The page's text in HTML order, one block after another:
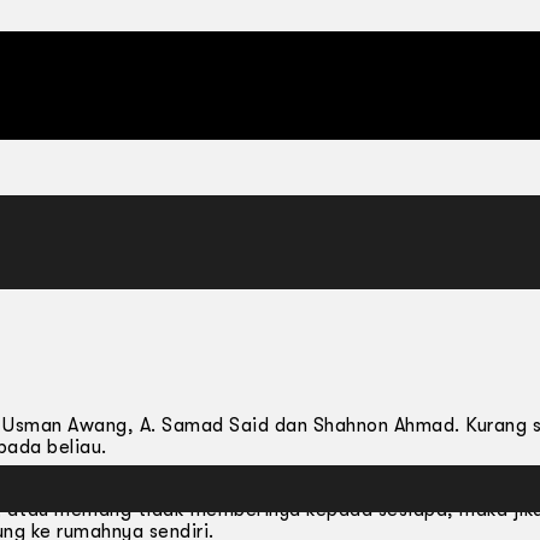
Awang, A. Samad Said dan Shahnon Ahmad. Kurang
beliau.
untuk terseret sama dalam apa jua kehebohan.
memang tidak memberinya kepada sesiapa, maka
ke rumahnya sendiri.